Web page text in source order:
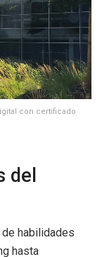
con certificado
del
habilidades
hasta